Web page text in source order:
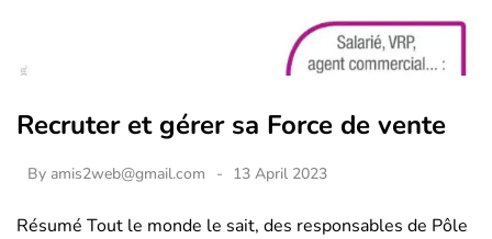
Recruter et gérer sa Force de vente
By amis2web@gmail.com 13 April 2023
Résumé Tout le monde le sait, des responsables de Pôle